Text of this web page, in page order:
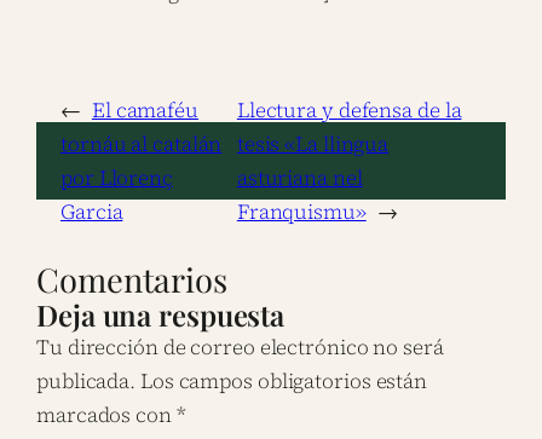
← El camaféu
tornáu al catalán
por Llorenç
Garcia
Llectura y defensa de la
tesis «La llingua
asturiana nel
Franquismu» →
Comentarios
Deja una respuesta
Tu dirección de correo electrónico no será
publicada. Los campos obligatorios están
marcados con*